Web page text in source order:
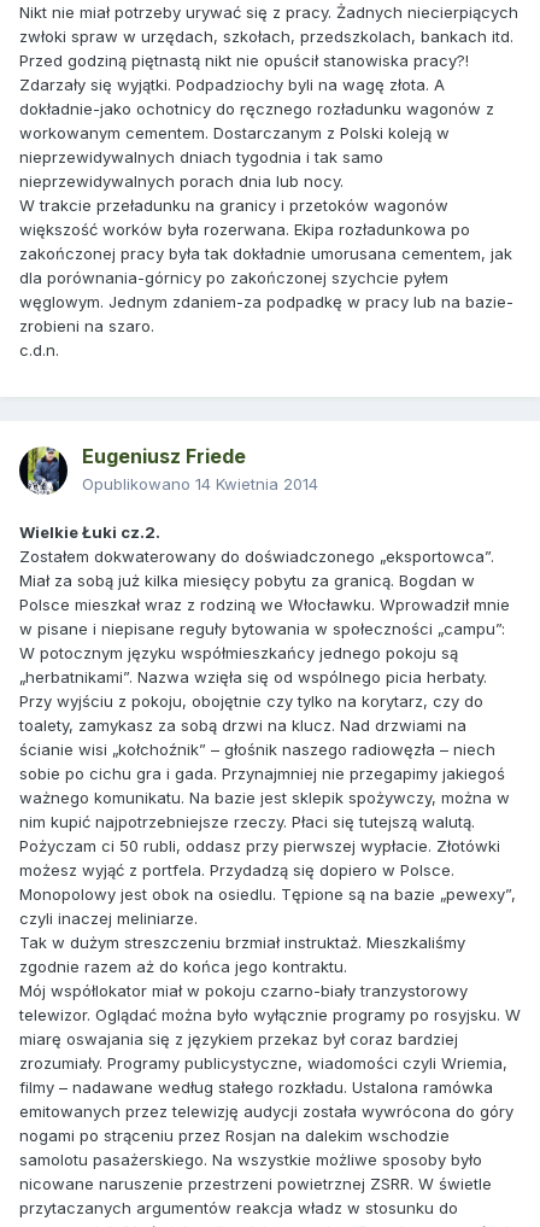
Nikt nie miał potrzeby urywać się z pracy. Żadnych niecierpiących
zwłoki spraw w urzędach, szkołach, przedszkolach, bankach itd.
Przed godziną piętnastą nikt nie opuścił stanowiska pracy?!
Zdarzały się wyjątki. Podpadziochy byli na wagę złota. A
dokładnie-jako ochotnicy do ręcznego rozładunku wagonów z
workowanym cementem. Dostarczanym z Polski koleją w
nieprzewidywalnych dniach tygodnia i tak samo
nieprzewidywalnych porach dnia lub nocy.
W trakcie przeładunku na granicy i przetoków wagonów
większość worków była rozerwana. Ekipa rozładunkowa po
zakończonej pracy była tak dokładnie umorusana cementem, jak
dla porównania-górnicy po zakończonej szychcie pyłem
węglowym. Jednym zdaniem-za podpadkę w pracy lub na bazie-
zrobieni na szaro.
c.d.n.
Eugeniusz Friede
Opublikowano 14 Kwietnia 2014
Wielkie Łuki cz.2.
Zostałem dokwaterowany do doświadczonego „eksportowca”.
Miał za sobą już kilka miesięcy pobytu za granicą. Bogdan w
Polsce mieszkał wraz z rodziną we Włocławku. Wprowadził mnie
w pisane i niepisane reguły bytowania w społeczności „campu”:
W potocznym języku współmieszkańcy jednego pokoju są
„herbatnikami”. Nazwa wzięła się od wspólnego picia herbaty.
Przy wyjściu z pokoju, obojętnie czy tylko na korytarz, czy do
toalety, zamykasz za sobą drzwi na klucz. Nad drzwiami na
ścianie wisi „kołchoźnik” – głośnik naszego radiowęzła – niech
sobie po cichu gra i gada. Przynajmniej nie przegapimy jakiegoś
ważnego komunikatu. Na bazie jest sklepik spożywczy, można w
nim kupić najpotrzebniejsze rzeczy. Płaci się tutejszą walutą.
Pożyczam ci 50 rubli, oddasz przy pierwszej wypłacie. Złotówki
możesz wyjąć z portfela. Przydadzą się dopiero w Polsce.
Monopolowy jest obok na osiedlu. Tępione są na bazie „pewexy”,
czyli inaczej meliniarze.
Tak w dużym streszczeniu brzmiał instruktaż. Mieszkaliśmy
zgodnie razem aż do końca jego kontraktu.
Mój współlokator miał w pokoju czarno-biały tranzystorowy
telewizor. Oglądać można było wyłącznie programy po rosyjsku. W
miarę oswajania się z językiem przekaz był coraz bardziej
zrozumiały. Programy publicystyczne, wiadomości czyli Wriemia,
filmy – nadawane według stałego rozkładu. Ustalona ramówka
emitowanych przez telewizję audycji została wywrócona do góry
nogami po strąceniu przez Rosjan na dalekim wschodzie
samolotu pasażerskiego. Na wszystkie możliwe sposoby było
nicowane naruszenie przestrzeni powietrznej ZSRR. W świetle
przytaczanych argumentów reakcja władz w stosunku do